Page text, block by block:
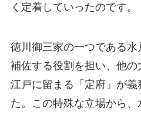
く定着していったのです。
徳川御三家の一つである
補佐する役割を担い、他
江戸に留まる「定府」が義
た。この特殊な立場から